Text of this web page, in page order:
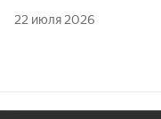
22 июля 2026